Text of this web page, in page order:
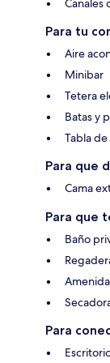
Canales
Para tu
Aire
Minibar
Tetera
Batas y
Tabla
Para que
Cama
Para que
Baño
Para